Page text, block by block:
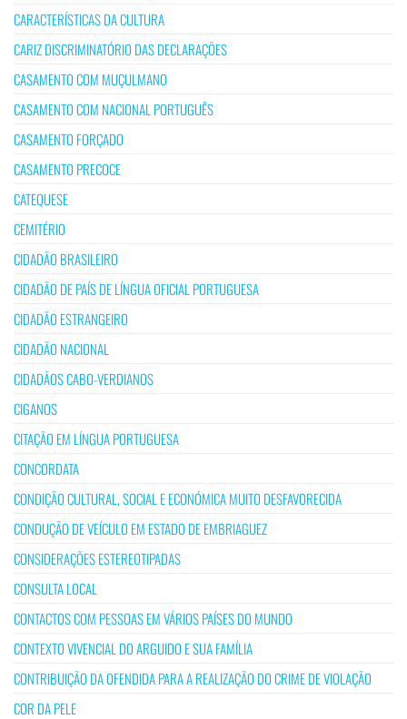
CARACTERÍSTICAS DA CULTURA
CARIZ DISCRIMINATÓRIO DAS DECLARAÇÕES
CASAMENTO COM MUÇULMANO
CASAMENTO COM NACIONAL PORTUGUÊS
CASAMENTO FORÇADO
CASAMENTO PRECOCE
CATEQUESE
CEMITÉRIO
CIDADÃO BRASILEIRO
CIDADÃO DE PAÍS DE LÍNGUA OFICIAL PORTUGUESA
CIDADÃO ESTRANGEIRO
CIDADÃO NACIONAL
CIDADÃOS CABO-VERDIANOS
CIGANOS
CITAÇÃO EM LÍNGUA PORTUGUESA
CONCORDATA
CONDIÇÃO CULTURAL, SOCIAL E ECONÓMICA MUITO DESFAVORECIDA
CONDUÇÃO DE VEÍCULO EM ESTADO DE EMBRIAGUEZ
CONSIDERAÇÕES ESTEREOTIPADAS
CONSULTA LOCAL
CONTACTOS COM PESSOAS EM VÁRIOS PAÍSES DO MUNDO
CONTEXTO VIVENCIAL DO ARGUIDO E SUA FAMÍLIA
CONTRIBUIÇÃO DA OFENDIDA PARA A REALIZAÇÃO DO CRIME DE VIOLAÇÃO
COR DA PELE